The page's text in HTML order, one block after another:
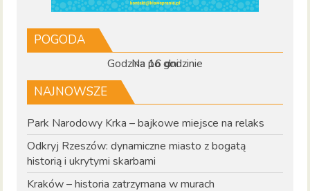
POGODA
Godzina po godzinie
Na 16 dni
NAJNOWSZE
Park Narodowy Krka – bajkowe miejsce na relaks
Odkryj Rzeszów: dynamiczne miasto z bogatą
historią i ukrytymi skarbami
Kraków – historia zatrzymana w murach